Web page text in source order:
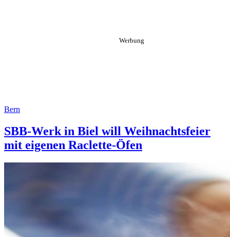
Bern
SBB-Werk in Biel will Weihnachtsfeier
mit eigenen Raclette-Öfen